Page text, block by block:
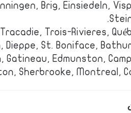
Brig, Einsiedeln,
Trois-Rivieres,
Dieppe, St. Boniface,
Gatineau, Edmunston,
Sherbrooke, Montreal,